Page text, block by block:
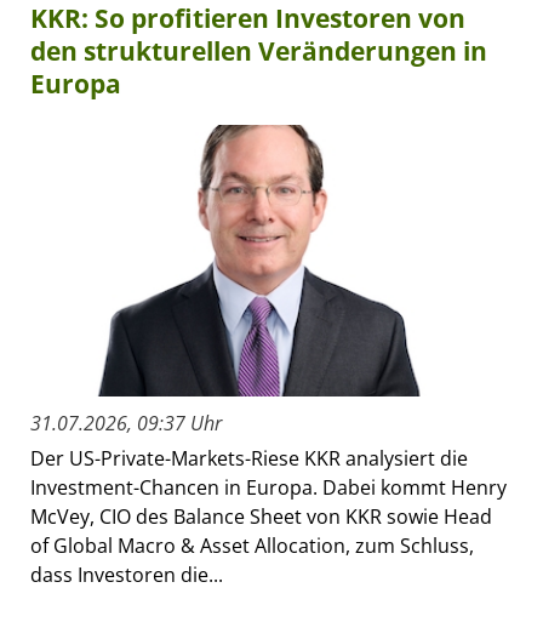
KKR: So profitieren Investoren von
den strukturellen Veränderungen in
Europa
31.07.2026, 09:37 Uhr
Der US-Private-Markets-Riese KKR analysiert die
Investment-Chancen in Europa. Dabei kommt Henry
McVey, CIO des Balance Sheet von KKR sowie Head
of Global Macro & Asset Allocation, zum Schluss,
dass Investoren die...